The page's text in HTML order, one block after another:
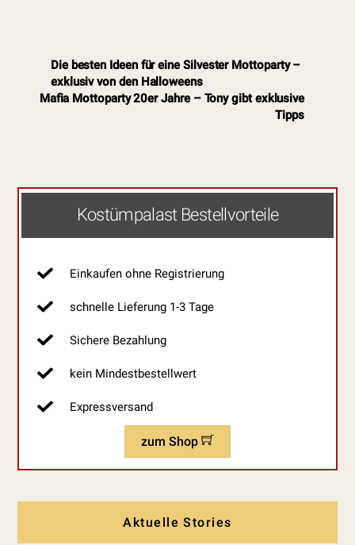
Die besten Ideen für eine Silvester Mottoparty –
exklusiv von den Halloweens
Mafia Mottoparty 20er Jahre – Tony gibt exklusive
Tipps
Kostümpalast Bestellvorteile
Einkaufen ohne Registrierung
schnelle Lieferung 1-3 Tage
Sichere Bezahlung
kein Mindestbestellwert
Expressversand
zum Shop
Aktuelle Stories